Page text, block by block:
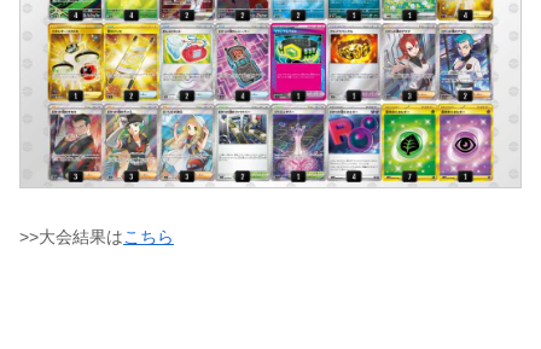
>>大会結果はこちら